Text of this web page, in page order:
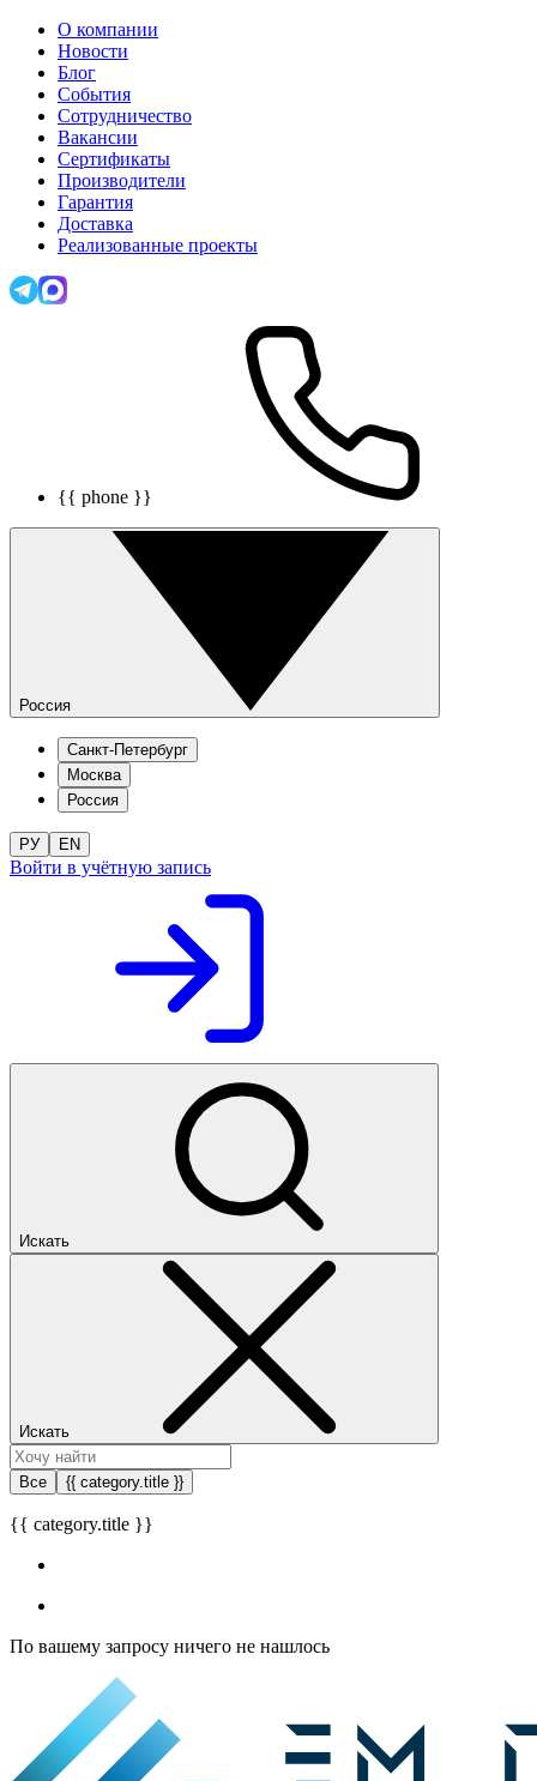
О компании
Новости
Блог
События
Сотрудничество
Вакансии
Сертификаты
Производители
Гарантия
Доставка
Реализованные проекты
{{ phone }}
Россия
Санкт-Петербург
Москва
Россия
РУ EN
Войти в учётную запись
Искать
Искать
Все {{ category.title }}
{{ category.title }}
По вашему запросу ничего не нашлось